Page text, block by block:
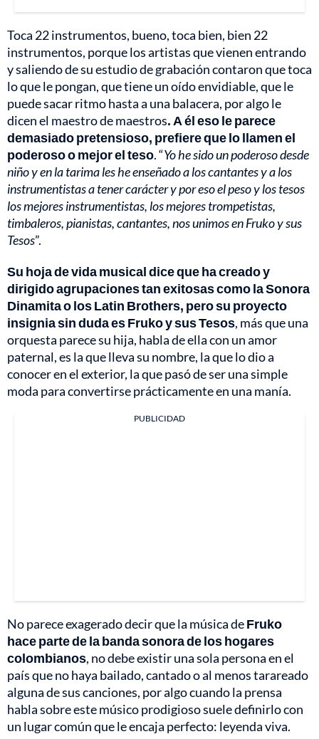
Toca 22 instrumentos, bueno, toca bien, bien 22
instrumentos, porque los artistas que vienen entrando
y saliendo de su estudio de grabación contaron que toca
lo que le pongan, que tiene un oído envidiable, que le
puede sacar ritmo hasta a una balacera, por algo le
dicen el maestro de maestros. A él eso le parece
demasiado pretensioso, prefiere que lo llamen el
poderoso o mejor el teso. “Yo he sido un poderoso desde
niño y en la tarima les he enseñado a los cantantes y a los
instrumentistas a tener carácter y por eso el peso y los tesos
los mejores instrumentistas, los mejores trompetistas,
timbaleros, pianistas, cantantes, nos unimos en Fruko y sus
Tesos”.
Su hoja de vida musical dice que ha creado y
dirigido agrupaciones tan exitosas como la Sonora
Dinamita o los Latin Brothers, pero su proyecto
insignia sin duda es Fruko y sus Tesos, más que una
orquesta parece su hija, habla de ella con un amor
paternal, es la que lleva su nombre, la que lo dio a
conocer en el exterior, la que pasó de ser una simple
moda para convertirse prácticamente en una manía.
PUBLICIDAD
No parece exagerado decir que la música deFruko
hace parte de la banda sonora de los hogares
colombianos, no debe existir una sola persona en el
país que no haya bailado, cantado o al menos tarareado
alguna de sus canciones, por algo cuando la prensa
habla sobre este músico prodigioso suele definirlo con
un lugar común que le encaja perfecto: leyenda viva.